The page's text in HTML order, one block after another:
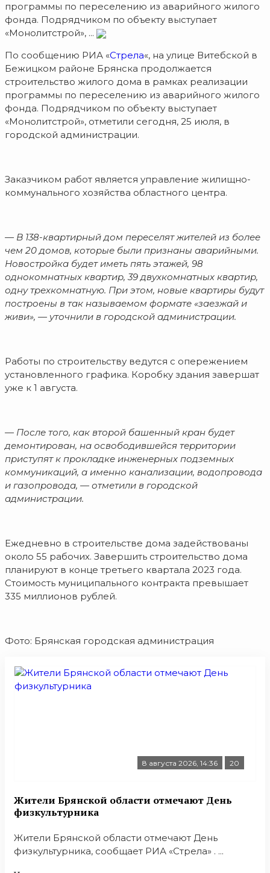
программы по переселению из аварийного жилого
фонда. Подрядчиком по объекту выступает
«Монолитстрой», ...
По сообщению РИА «Стрела«, на улице Витебской в
Бежицком районе Брянска продолжается
строительство жилого дома в рамках реализации
программы по переселению из аварийного жилого
фонда. Подрядчиком по объекту выступает
«Монолитстрой», отметили сегодня, 25 июля, в
городской администрации.
Заказчиком работ является управление жилищно-
коммунального хозяйства областного центра.
— В 138-квартирный дом переселят жителей из более
чем 20 домов, которые были признаны аварийными.
Новостройка будет иметь пять этажей, 98
однокомнатных квартир, 39 двухкомнатных квартир,
одну трехкомнатную. При этом, новые квартиры будут
построены в так называемом формате «заезжай и
живи», — уточнили в городской администрации.
Работы по строительству ведутся с опережением
установленного графика. Коробку здания завершат
уже к 1 августа.
— После того, как второй башенный кран будет
демонтирован, на освободившейся территории
приступят к прокладке инженерных подземных
коммуникаций, а именно канализации, водопровода
и газопровода, — отметили в городской
администрации.
Ежедневно в строительстве дома задействованы
около 55 рабочих. Завершить строительство дома
планируют в конце третьего квартала 2023 года.
Стоимость муниципального контракта превышает
335 миллионов рублей.
Фото: Брянская городская администрация
8 августа 2026, 14:36 20
Жители Брянской области отмечают День
физкультурника
Жители Брянской области отмечают День
физкультурника, сообщает РИА «Стрела» . ...